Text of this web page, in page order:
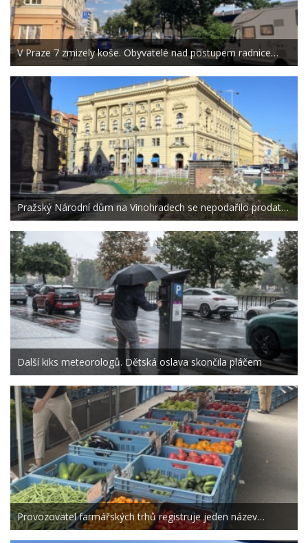
V Praze 7 zmizely koše. Obyvatelé nad postupem radnice…
Pražský Národní dům na Vinohradech se nepodařilo prodat…
Další kiks meteorologů. Dětská oslava skončila pláčem
Provozovatel farmářských trhů registruje jeden název…